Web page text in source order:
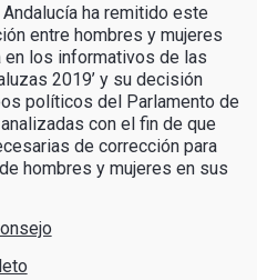
ha remitido este
entre hombres y mujeres
los informativos de las
2019’ y su decisión
políticos del Parlamento de
con el fin de que
de corrección para
hombres y mujeres en sus